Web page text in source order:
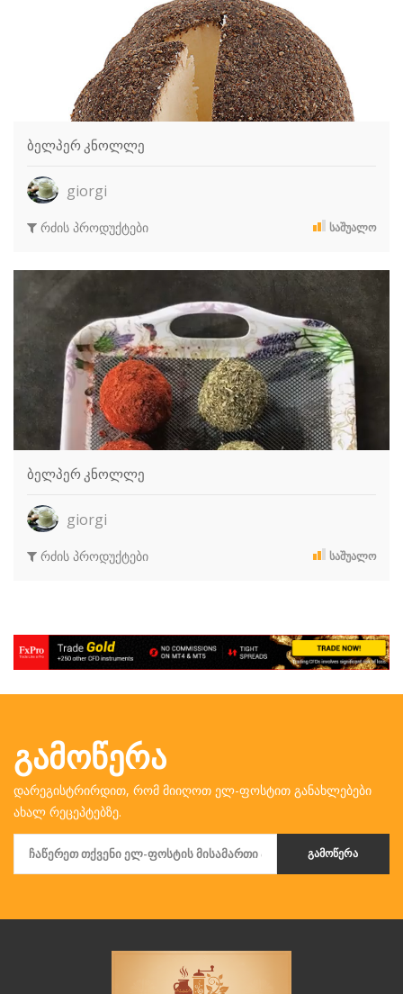
ბელპერ კნოლლე
giorgi
რძის პროდუქტები ᲡᲐᲨᲣᲐᲚᲝ
ბელპერ კნოლლე
giorgi
რძის პროდუქტები ᲡᲐᲨᲣᲐᲚᲝ
ᲒᲐᲛᲝᲬᲔᲠᲐ
დარეგისტრირდით, რომ მიიღოთ ელ-ფოსტით განახლებები
ახალ რეცეპტებზე.
ᲒᲐᲛᲝᲬᲔᲠᲐ